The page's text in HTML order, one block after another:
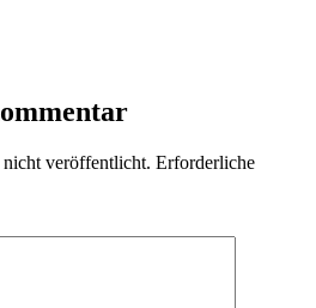
veröffentlicht. Erforderliche